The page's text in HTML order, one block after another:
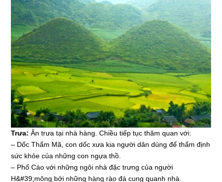
Trưa: Ăn trưa tại nhà hàng. Chiều tiếp tục thăm quan với:
– Dốc Thẩm Mã, con dốc xưa kia người dân dùng để thẩm định
sức khỏe của những con ngựa thồ.
– Phố Cáo với những ngôi nhà đặc trưng của người
H&#39;mông bởi những hàng rào đá cung quanh nhà.